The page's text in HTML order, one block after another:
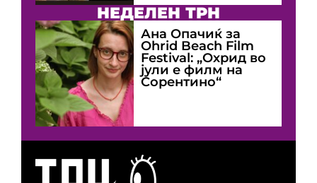
НЕДЕЛЕН ТРН
Ана Опачиќ за
Оhrid Beach Film
Festival: „Охрид во
јули е филм на
Сорентино“